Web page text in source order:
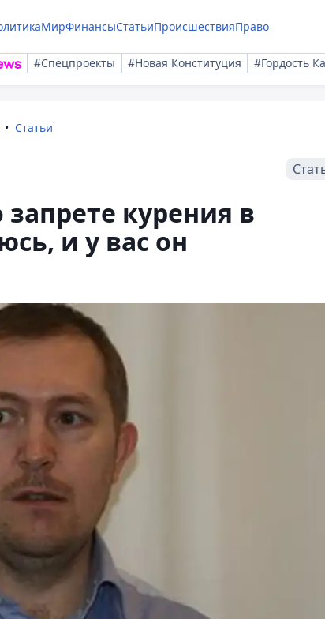
МирФинансыСтатьиПроисшествияПраво
#Спецпроекты #Новая Конституция #Гордость
Статьи
курения в
и у вас он